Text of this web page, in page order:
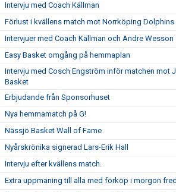
Intervju med Coach Källman
Förlust i kvällens match mot Norrköping Dolphins
Intervjuer med Coach Källman och Andre Wesson
Easy Basket omgång på hemmaplan
Intervju med Cosch Engström inför matchen mot
Basket
Erbjudande från Sponsorhuset
Nya hemmamatch på G!
Nässjö Basket Wall of Fame
Nyårskrönika signerad Lars-Erik Hall
Intervju efter kvällens match.
Extra uppmaning till alla med förköp i morgon